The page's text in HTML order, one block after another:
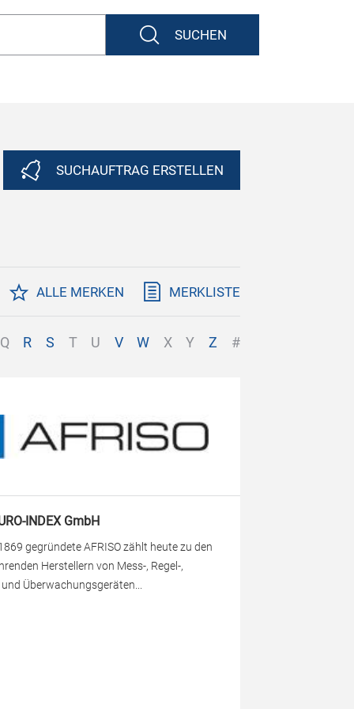
SUCHEN
SUCHAUFTRAG ERSTELLEN
ALLE MERKEN MERKLISTE
Q R S T U V W X Y Z #
INDEX GmbH
gegründete AFRISO zählt heute zu den
Herstellern von Mess-, Regel-,
Überwachungsgeräten...